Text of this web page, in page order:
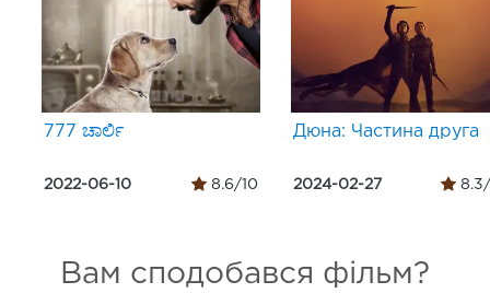
777 ಚಾರ್ಲಿ
2022-06-10 8.6/10
Дюна: Частина друга
2024-02-27 8.3/
Вам сподобався фільм?